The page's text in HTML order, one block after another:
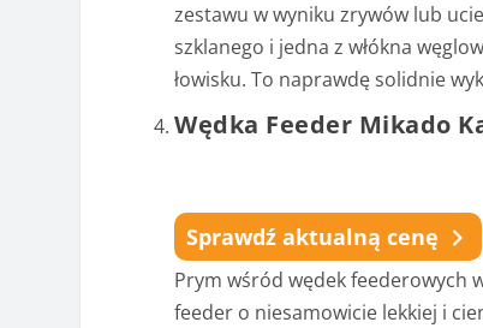
zestawu w wyniku zrywów lub
szklanego i jedna z włókna
łowisku. To naprawdę solidnie
Wędka Feeder Mikado
Sprawdź aktualną cenę
Prym wśród wędek feederowych
feeder o niesamowicie lekkiej i